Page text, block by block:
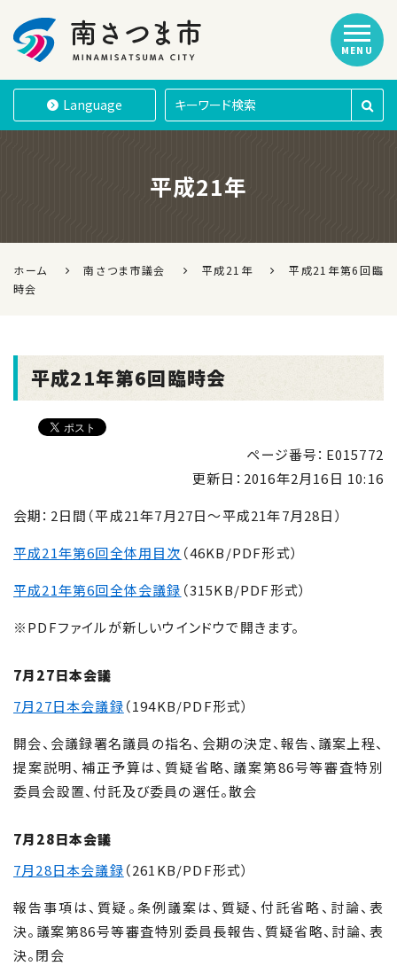
南さつま市
Language
MENU
平成21年
ホーム 南さつま市議会 平成21年
平成21年第6回臨
時会
平成21年第6回臨時会
ページ番号：E015772
更新日： 2016年2月16日 10:16
会期：2日間（平成21年7月27日〜平成21年7月28日）
平成21年第6回全体用目次 （46KB/PDF形式）
平成21年第6回全体会議録 （315KB/PDF形式）
※PDFファイルが新しいウインドウで開きます。
7月27日本会議
7月27日本会議録（194KB/PDF形式）
開会、会議録署名議員の指名、会期の決定、報告、議案上程、
提案説明、補正予算は、質疑省略、議案第86号等審査特別
委員会設置、付託及び委員の選任。散会
7月28日本会議
7月28日本会議録（261KB/PDF形式）
報告事項は、質疑。条例議案は、質疑、付託省略、討論、表
決。議案第86号等審査特別委員長報告、質疑省略、討論、表
決。閉会